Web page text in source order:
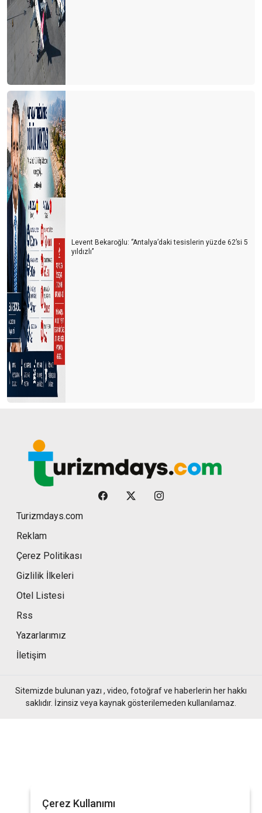
Levent Bekaroğlu: ‘’Antalya’daki tesislerin yüzde 62’si 5
yıldızlı’’
Turizmdays.com
Reklam
Çerez Politikası
Gizlilik İlkeleri
Otel Listesi
Rss
Yazarlarımız
İletişim
Sitemizde bulunan yazı , video, fotoğraf ve haberlerin her hakkı
saklıdır. İzinsiz veya kaynak gösterilemeden kullanılamaz.
Çerez Kullanımı